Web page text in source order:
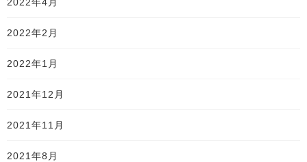
2022年2月
2022年1月
2021年12月
2021年11月
2021年8月